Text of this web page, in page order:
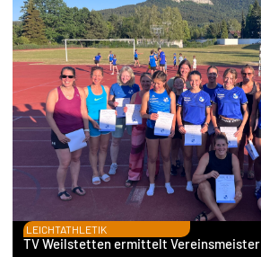
LEICHTATHLETIK
TV Weilstetten ermittelt Vereinsmeister